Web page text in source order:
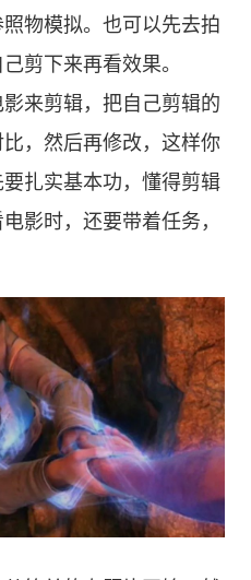
物模拟。也可以先去拍
剪下来再看效果。
来剪辑，把自己剪辑的
，然后再修改，这样你
扎实基本功，懂得剪辑
影时，还要带着任务，